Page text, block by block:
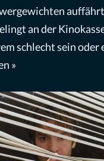
auffährt
an der
schlecht sein oder
»